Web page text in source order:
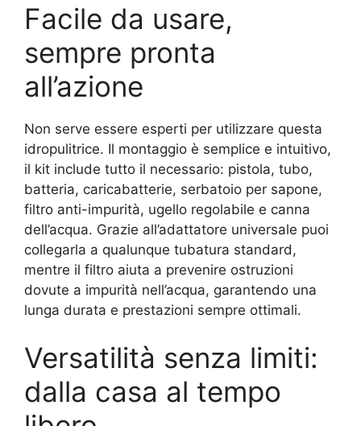
Facile da usare,
sempre pronta
all’azione
Non serve essere esperti per utilizzare questa
idropulitrice. Il montaggio è semplice e intuitivo,
il kit include tutto il necessario: pistola, tubo,
batteria, caricabatterie, serbatoio per sapone,
filtro anti-impurità, ugello regolabile e canna
dell’acqua. Grazie all’adattatore universale puoi
collegarla a qualunque tubatura standard,
mentre il filtro aiuta a prevenire ostruzioni
dovute a impurità nell’acqua, garantendo una
lunga durata e prestazioni sempre ottimali.
Versatilità senza limiti:
dalla casa al tempo